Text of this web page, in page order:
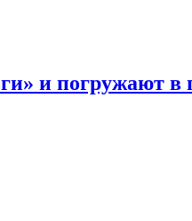
и погружают в